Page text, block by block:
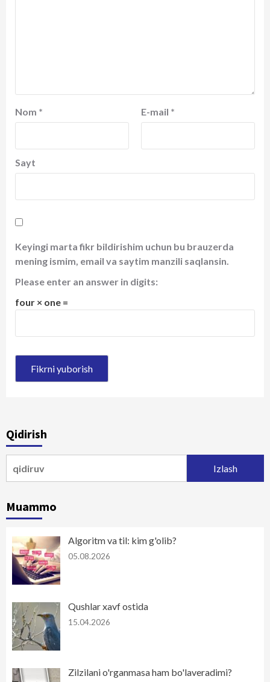
Nom * E-mail *
Sayt
Keyingi marta fikr bildirishim uchun bu brauzerda
mening ismim, email va saytim manzili saqlansin.
Please enter an answer in digits:
four × one =
Qidirish
Muammo
Algoritm va til: kim g'olib?
05.08.2026
Qushlar xavf ostida
15.04.2026
Zilzilani o'rganmasa ham bo'laveradimi?